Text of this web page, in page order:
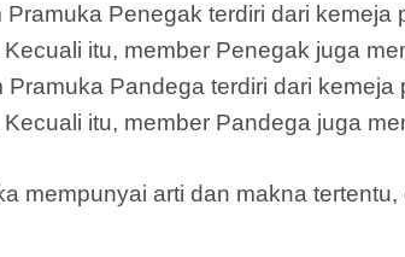
Penegak terdiri dari
itu, member Penegak juga
Pramuka Pandega terdiri dari
itu, member Pandega juga
mempunyai arti dan makna